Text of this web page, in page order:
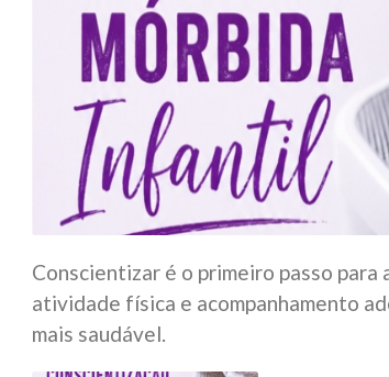
Conscientizar é o primeiro passo
atividade física e acompanhamento
mais saudável.